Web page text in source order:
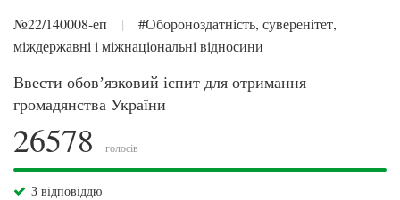
№22/140008-еп |
#Обороноздатність, суверенітет,
міждержавні і міжнаціональні відносини
Ввести обовʼязковий іспит для отримання
громадянства України
26578 голосів
З відповіддю